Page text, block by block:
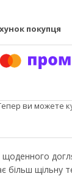
покупця
ви можете
більш щільну